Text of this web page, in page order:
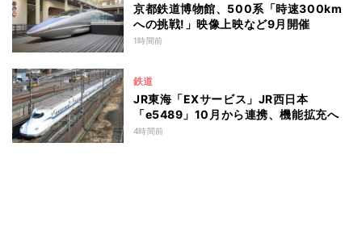
京都鉄道博物館、500系「時速300km
への挑戦!」映像上映など9月開催
1時間前
鉄道
JR東海「EXサービス」JR西日本
「e5489」10月から連携、機能拡充へ
4時間前